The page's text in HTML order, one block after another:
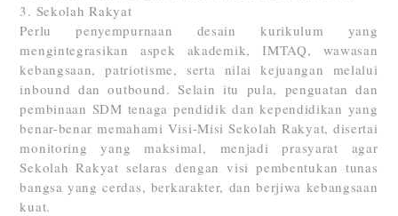
3. Sekolah Rakyat
Perlu penyempurnaan desain kurikulum yang
mengintegrasikan aspek akademik, IMTAQ, wawasan
kebangsaan, patriotisme, serta nilai kejuangan melalui
inbound dan outbound. Selain itu pula, penguatan dan
pembinaan SDM tenaga pendidik dan kependidikan yang
benar-benar memahami Visi-Misi Sekolah Rakyat, disertai
monitoring yang maksimal, menjadi prasyarat agar
Sekolah Rakyat selaras dengan visi pembentukan tunas
bangsa yang cerdas, berkarakter, dan berjiwa kebangsaan
kuat.